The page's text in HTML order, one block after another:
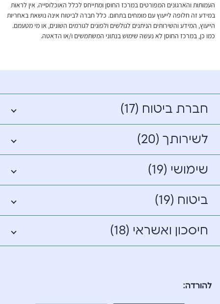
העמותות והארגונים המפורטים במרכז החוסן ומתייחס לכלל האוכלוסייה. אין לראות
במידע זה חלופה לייעוץ עם מומחים בתחום. כלל חברה לביטוח אינה נושאת באחריות
הייעוץ, המידע והשירותים הניתנים לגולשים ולפונים לגורמים השונים, או מי מטעמם.
כמו כן, במרכז החוסן לא נעשה שימוש בנתוני המשתמשים ו/או הדאטה.
חברת ביטוח (17)
לשירותך (20)
שימושי (19)
ביטוח (19)
חיסכון ואשראי (18)
להורדה: